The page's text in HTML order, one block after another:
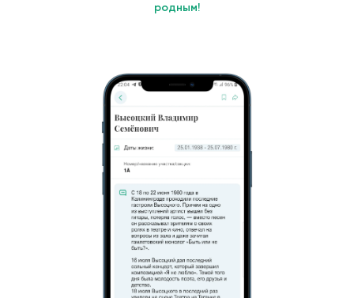
родным!